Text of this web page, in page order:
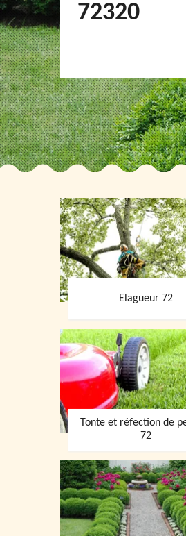
72320
Elagueur 72
Tonte et réfection de
72